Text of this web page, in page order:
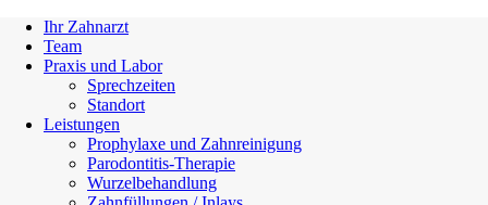
Ihr Zahnarzt
Team
Praxis und Labor
Sprechzeiten
Standort
Leistungen
Prophylaxe und Zahnreinigung
Parodontitis-Therapie
Wurzelbehandlung